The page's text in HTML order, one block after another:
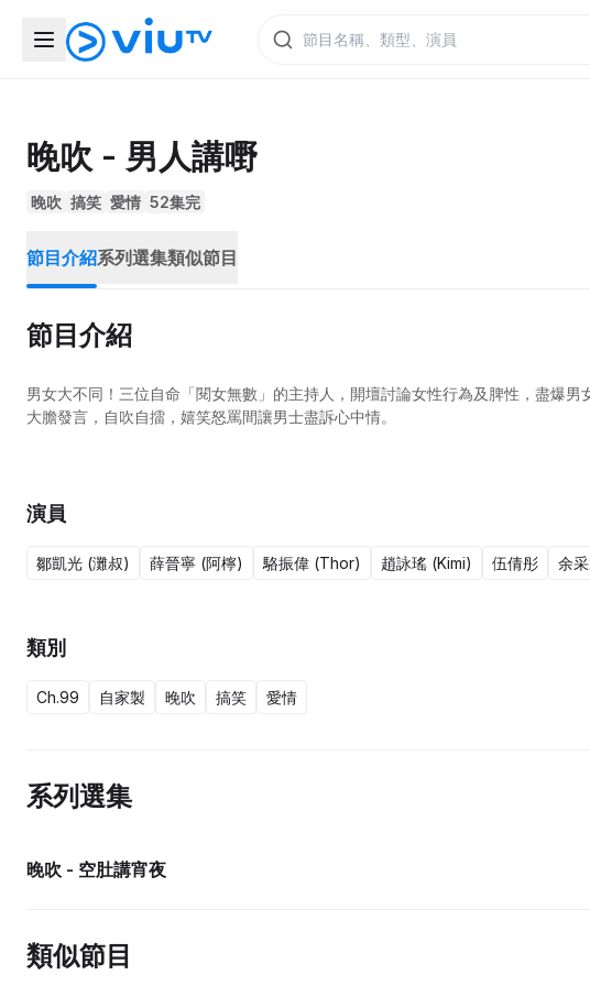
晚吹 - 男人講嘢
晚吹 搞笑 愛情 52集完
節目介紹系列選集類似節目
節目介紹
男女大不同！三位自命「閱女無數」的主持人，開壇討論女性行為及脾性，盡爆
大膽發言，自吹自擂，嬉笑怒罵間讓男士盡訴心中情。
演員
鄒凱光 (灘叔) 薛晉寧 (阿檸) 駱振偉 (Thor) 趙詠瑤 (Kimi) 伍倩彤 余
類別
Ch.99 自家製 晚吹 搞笑 愛情
系列選集
晚吹 - 空肚講宵夜
類似節目